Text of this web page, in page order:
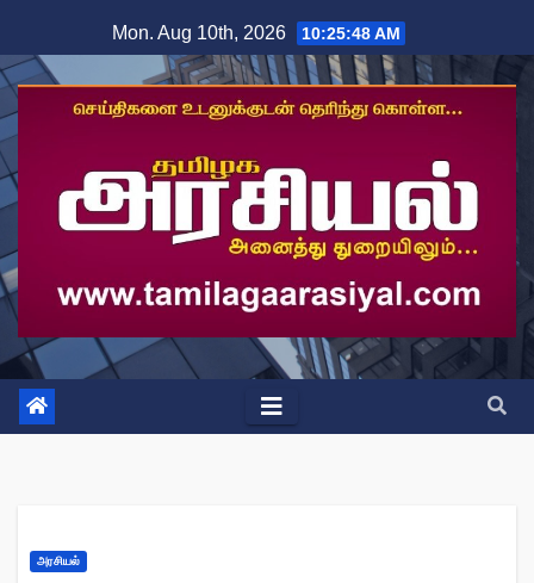
to
content
Mon. Aug 10th, 2026 10:25:49 AM
அரசியல்